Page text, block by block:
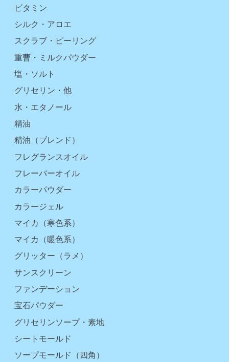
ビタミン
シルク・アロエ
スクラブ・ピーリング
重曹・ミルクパウダー
塩・ソルト
グリセリン・他
水・エタノール
精油
精油（ブレンド）
フレグランスオイル
フレーバーオイル
カラーパウダー
カラージェル
マイカ（寒色系）
マイカ（暖色系）
グリッター（ラメ）
サンスクリーン
ファンデーション
宝石パウダー
グリセリンソープ・素地
シートモールド
ソープモールド（四角）